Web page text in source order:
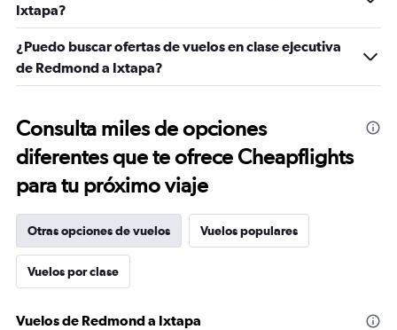
Ixtapa?
¿Puedo buscar ofertas de vuelos en clase ejecutiva
de Redmond a Ixtapa?
Consulta miles de opciones
diferentes que te ofrece Cheapflights
para tu próximo viaje
Otras opciones de vuelos Vuelos populares
Vuelos por clase
Vuelos de Redmond a Ixtapa